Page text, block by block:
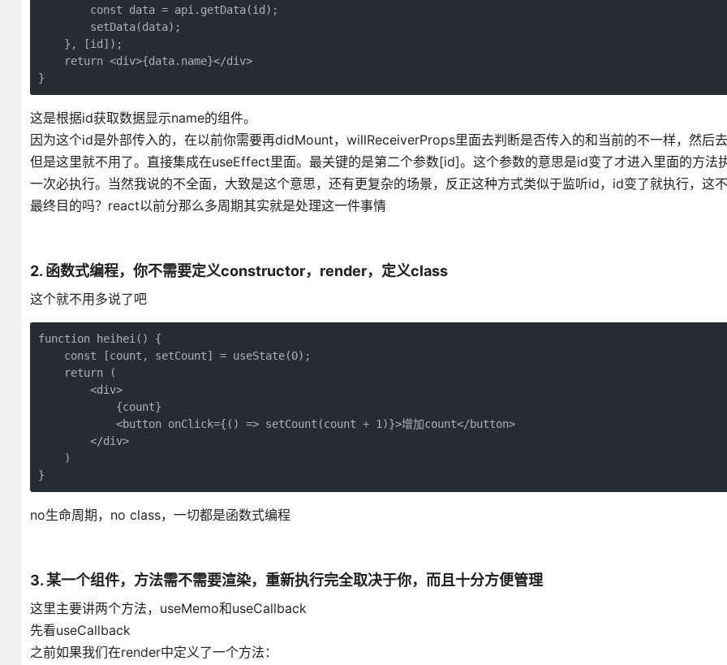
        const data = api.getData(id);
        setData(data);
    }, [id]);
    return <div>{data.name}</div>
}
这是根据id获取数据显示name的组件。
因为这个id是外部传入的，在以前你需要再didMount，willReceiverProps里面去判断是否传入的和当前的不一样，然后去
但是这里就不用了。直接集成在useEffect里面。最关键的是第二个参数[id]。这个参数的意思是id变了才进入里面的方法
一次必执行。当然我说的不全面，大致是这个意思，还有更复杂的场景，反正这种方式类似于监听id，id变了就执行，这
最终目的吗？react以前分那么多周期其实就是处理这一件事情
2. 函数式编程，你不需要定义constructor，render，定义class
这个就不用多说了吧
function heihei() {
    const [count, setCount] = useState(0);
    return (
        <div>
            {count}
            <button onClick={() => setCount(count + 1)}>增加count</button>
        </div>
    )
}
no生命周期，no class，一切都是函数式编程
3. 某一个组件，方法需不需要渲染，重新执行完全取决于你，而且十分方便管理
这里主要讲两个方法，useMemo和useCallback
先看useCallback
之前如果我们在render中定义了一个方法：